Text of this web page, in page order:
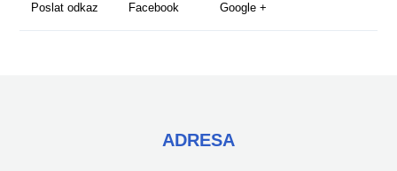
Poslat odkaz Facebook Google +
ADRESA